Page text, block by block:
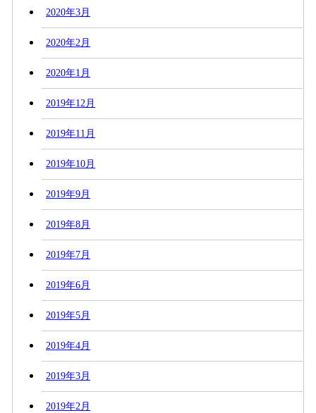
2020年3月
2020年2月
2020年1月
2019年12月
2019年11月
2019年10月
2019年9月
2019年8月
2019年7月
2019年6月
2019年5月
2019年4月
2019年3月
2019年2月